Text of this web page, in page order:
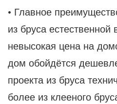
• Главное
из бруса естественной
невысокая цена на
дом обойдётся
проекта из бруса
более из клееного